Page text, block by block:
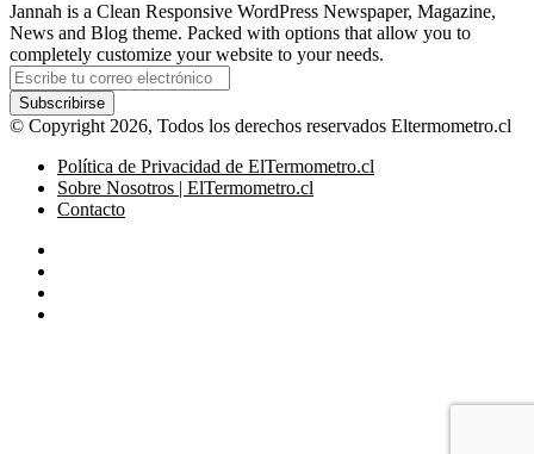
Jannah is a Clean Responsive WordPress Newspaper, Magazine,
News and Blog theme. Packed with options that allow you to
completely customize your website to your needs.
Escribe
tu
correo
electrónico
© Copyright 2026, Todos los derechos reservados Eltermometro.cl
Política de Privacidad de ElTermometro.cl
Sobre Nosotros | ElTermometro.cl
Contacto